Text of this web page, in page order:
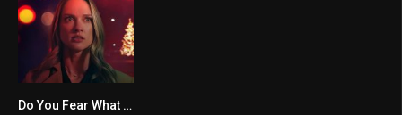
5.1Do You Fear What I Fear?